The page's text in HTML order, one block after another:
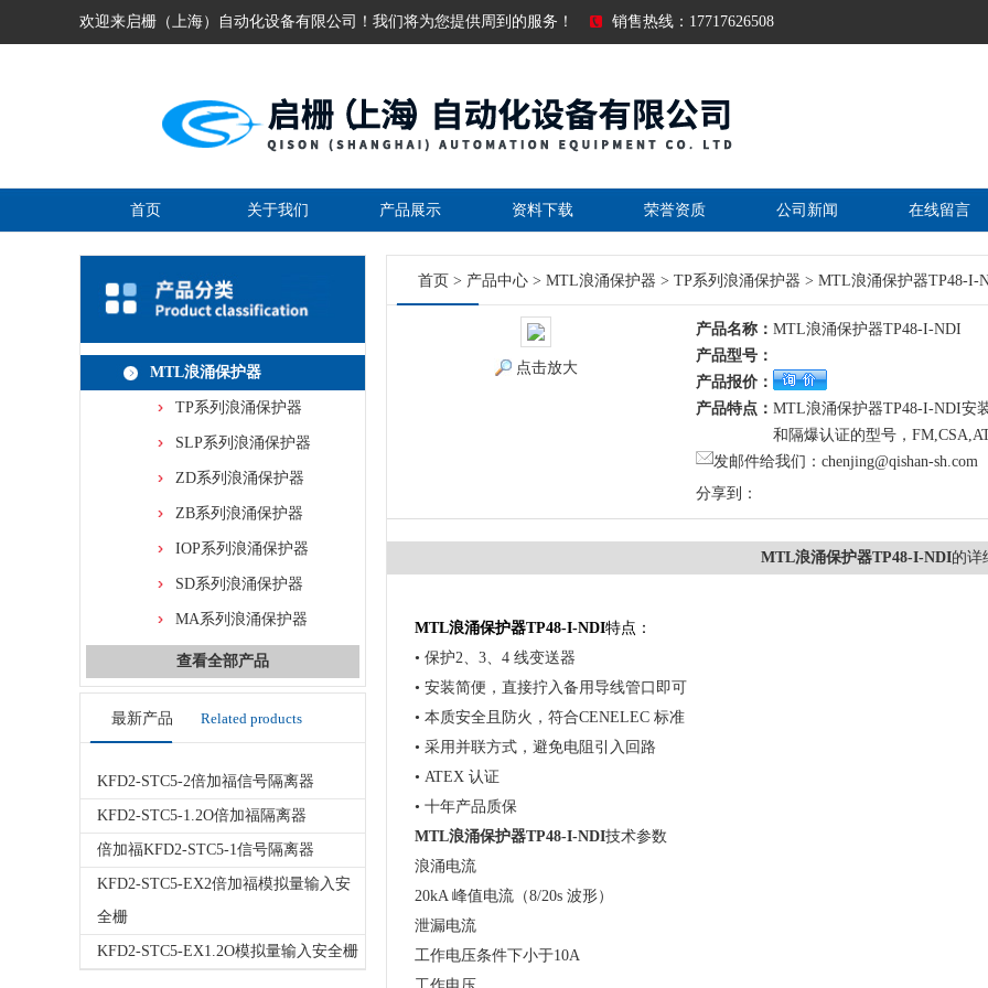
欢迎来启栅（上海）自动化设备有限公司！我们将为您提供周到的服务！ 销售热线：17717626508
首页 关于我们 产品展示 资料下载 荣誉资质 公司新闻 在线留言
MTL浪涌保护器
TP系列浪涌保护器
SLP系列浪涌保护器
ZD系列浪涌保护器
ZB系列浪涌保护器
IOP系列浪涌保护器
SD系列浪涌保护器
MA系列浪涌保护器
查看全部产品
最新产品 Related products
KFD2-STC5-2倍加福信号隔离器
KFD2-STC5-1.2O倍加福隔离器
倍加福KFD2-STC5-1信号隔离器
KFD2-STC5-EX2倍加福模拟量输入安
全栅
KFD2-STC5-EX1.2O模拟量输入安全栅
首页 > 产品中心 > MTL浪涌保护器 > TP系列浪涌保护器 > MTL浪涌保护器TP48-I-
点击放大
产品名称： MTL浪涌保护器TP48-I-NDI
产品型号：
产品报价：
产品特点： MTL浪涌保护器TP48-I-NDI安
和隔爆认证的型号，
发邮件给我们：chenjing@qishan-sh.com
分享到：
MTL浪涌保护器TP48-I-NDI的详
MTL浪涌保护器TP48-I-NDI特点：
• 保护2、3、4 线变送器
• 安装简便，直接拧入备用导线管口即可
• 本质安全且防火，符合CENELEC 标准
• 采用并联方式，避免电阻引入回路
• ATEX 认证
• 十年产品质保
MTL浪涌保护器TP48-I-NDI技术参数
浪涌电流
20kA 峰值电流（8/20s 波形）
泄漏电流
工作电压条件下小于10A